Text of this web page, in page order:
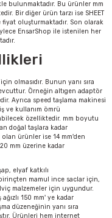
bulunmaktadır. Bu ürünler mm
Bir diğer ürün tarzı ise SHEET
oluşturmaktadır. Son olarak
EnsarShop ile istenilen her
olmasıdır. Bunun yanı sıra
Örneğin altıgen adaptör
Ayrıca speed taşlama makinesi
ve kullanım ömrü
özelliktedir. mm boyutu
doğal taşlara kadar
ürünler ise 14 mm'den
mm üzerine kadar
elyaf katkılı
mamul ince saclar için,
malzemeler için uygundur.
150 mm' ye kadar
düzeneğinin yanı sıra
Ürünleri hem internet